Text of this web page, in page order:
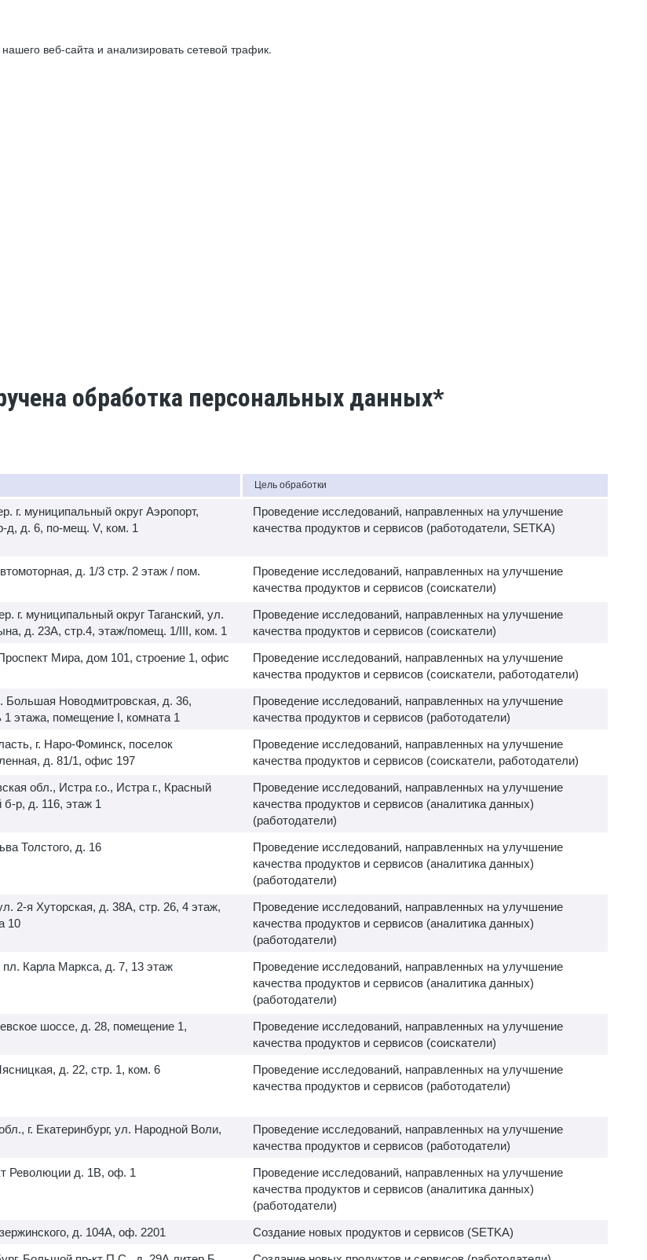
веб-сайта и анализировать сетевой трафик.
обработка персональных данных*
Цель обработки
г. муниципальный округ Аэропорт,
д, д. 6, по-мещ. V, ком. 1
Проведение исследований, направленных на улучшение
качества продуктов и сервисов (работодатели, SETKA)
д. 1/3 стр. 2 этаж / пом.
Проведение исследований, направленных на улучшение
качества продуктов и сервисов (соискатели)
г. муниципальный округ Таганский, ул.
д. 23А, стр.4, этаж/помещ. 1/III, ком. 1
Проведение исследований, направленных на улучшение
качества продуктов и сервисов (соискатели)
Мира, дом 101, строение 1, офис
Проведение исследований, направленных на улучшение
качества продуктов и сервисов (соискатели, работодатели)
Большая Новодмитровская, д. 36,
1 этажа, помещение I, комната 1
Проведение исследований, направленных на улучшение
качества продуктов и сервисов (работодатели)
г. Наро-Фоминск, поселок
д. 81/1, офис 197
Проведение исследований, направленных на улучшение
качества продуктов и сервисов (соискатели, работодатели)
обл., Истра г.о., Истра г., Красный
р, д. 116, этаж 1
Проведение исследований, направленных на улучшение
качества продуктов и сервисов (аналитика данных)
(работодатели)
Толстого, д. 16
Проведение исследований, направленных на улучшение
качества продуктов и сервисов (аналитика данных)
(работодатели)
2-я Хуторская, д. 38А, стр. 26, 4 этаж,
10
Проведение исследований, направленных на улучшение
качества продуктов и сервисов (аналитика данных)
(работодатели)
пл. Карла Маркса, д. 7, 13 этаж
Проведение исследований, направленных на улучшение
качества продуктов и сервисов (аналитика данных)
(работодатели)
шоссе, д. 28, помещение 1,
Проведение исследований, направленных на улучшение
качества продуктов и сервисов (соискатели)
д. 22, стр. 1, ком. 6
Проведение исследований, направленных на улучшение
качества продуктов и сервисов (работодатели)
г. Екатеринбург, ул. Народной Воли,
Проведение исследований, направленных на улучшение
качества продуктов и сервисов (работодатели)
Революции д. 1В, оф. 1
Проведение исследований, направленных на улучшение
качества продуктов и сервисов (аналитика данных)
(работодатели)
д. 104А, оф. 2201
Создание новых продуктов и сервисов (SETKA)